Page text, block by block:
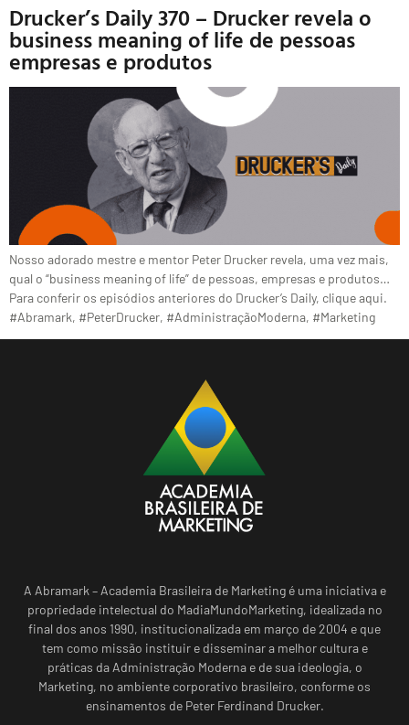
Drucker’s Daily 370 – Drucker revela o
business meaning of life de pessoas
empresas e produtos
Nosso adorado mestre e mentor Peter Drucker revela, uma vez mais,
qual o “business meaning of life” de pessoas, empresas e produtos…
Para conferir os episódios anteriores do Drucker’s Daily, clique aqui.
#Abramark, #PeterDrucker, #AdministraçãoModerna, #Marketing
A Abramark – Academia Brasileira de Marketing é uma iniciativa e
propriedade intelectual do MadiaMundoMarketing, idealizada no
final dos anos 1990, institucionalizada em março de 2004 e que
tem como missão instituir e disseminar a melhor cultura e
práticas da Administração Moderna e de sua ideologia, o
Marketing, no ambiente corporativo brasileiro, conforme os
ensinamentos de Peter Ferdinand Drucker.